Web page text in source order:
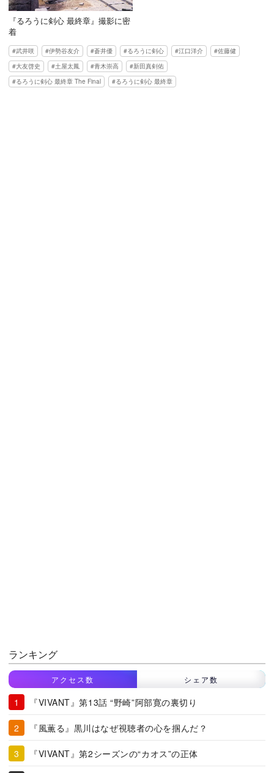
『るろうに剣心 最終章』撮影に密
着
武井咲 伊勢谷友介 蒼井優 るろうに剣心 江口洋介
佐藤健
大友啓史
土屋太鳳 青木崇高
新田真剣佑
るろうに剣心 最終章 The Final
るろうに剣心 最終章
ランキング
アクセス数 シェア数
『VIVANT』第13話 “野崎”阿部寛の裏切り
『風薫る』黒川はなぜ視聴者の心を掴んだ？
『VIVANT』第2シーズンの“カオス”の正体